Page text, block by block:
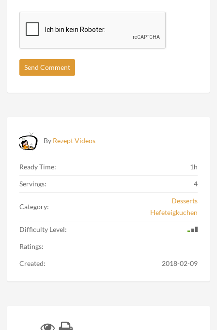
By Rezept Videos
Ready Time: 1h
Servings: 4
Category:
Desserts
Hefeteigkuchen
Difficulty Level:
Ratings:
Created: 2018-02-09